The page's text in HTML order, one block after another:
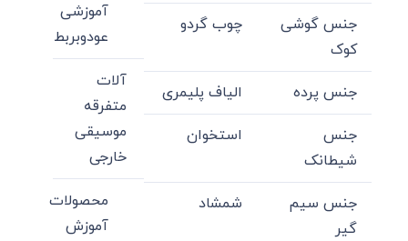
جنس گوشی
کوک
چوب گردو
جنس پرده الیاف پلیمری
جنس
شیطانک
استخوان
جنس سیم
گیر
شمشاد
آموزشی
عودوبربط
آلات
متفرقه
موسیقی
خارجی
محصولات
آموزش